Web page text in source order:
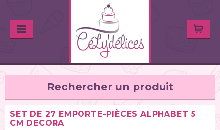
Rechercher un produit
SET DE 27 EMPORTE-PIÈCES ALPHABET 5
CM DECORA